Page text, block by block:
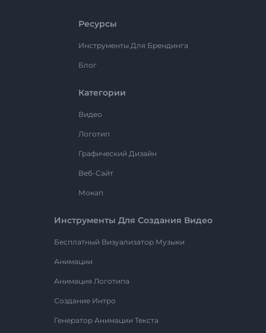
Ресурсы
Инструменты Для Брендинга
Блог
Категории
Видео
Логотип
Графический Дизайн
Веб-Сайт
Мокап
Инструменты Для Создания Видео
Бесплатный Визуализатор Музыки
Анимации
Анимация Логотипа
Создание Интро
Генератор Анимации Текста